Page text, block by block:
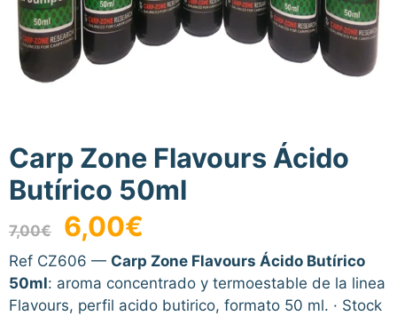
Carp Zone Flavours Ácido
Butírico 50ml
7,00€
El
precio
original
era:
7,00€.
6,00€
actual
es:
6,00€.
Ref CZ606 — Carp Zone Flavours Ácido Butírico
50ml: aroma concentrado y termoestable de la linea
Flavours, perfil acido butirico, formato 50 ml. · Stock